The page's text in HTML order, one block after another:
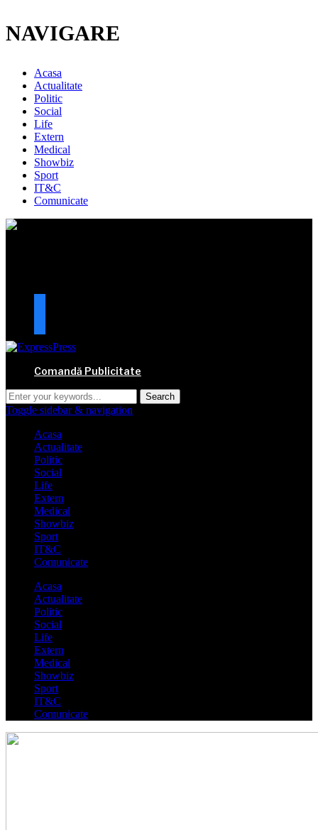
NAVIGARE
Acasa
Actualitate
Politic
Social
Life
Extern
Medical
Showbiz
Sport
IT&C
Comunicate
Comandă Publicitate
Toggle sidebar & navigation
Acasa
Actualitate
Politic
Social
Life
Extern
Medical
Showbiz
Sport
IT&C
Comunicate
Acasa
Actualitate
Politic
Social
Life
Extern
Medical
Showbiz
Sport
IT&C
Comunicate